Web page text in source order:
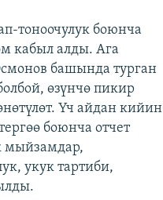
тоноочулук боюнча
кабыл алды. Ага
башында турган
өзүнчө пикир
Үч айдан кийин
боюнча отчет
мыйзамдар,
укук тартиби,